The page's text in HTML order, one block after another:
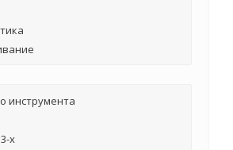
инструмента
х